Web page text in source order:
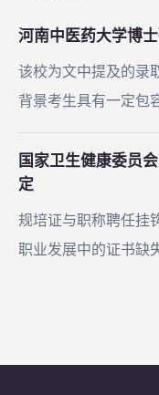
河南中医药大学博
该校为文中提及的录
背景考生具有一定包
国家卫生健康委员
定
规培证与职称聘任挂
职业发展中的证书缺